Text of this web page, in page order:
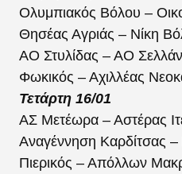
Ολυμπιακός Βόλου –
Θησέας Αγριάς – Νίκη
ΑΟ Στυλίδας – ΑΟ
Φωκικός – Αχιλλέας
Τετάρτη 16/01
ΑΣ Μετέωρα – Αστέρας
Αναγέννηση Καρδίτσας
Πιερικός – Απόλλων